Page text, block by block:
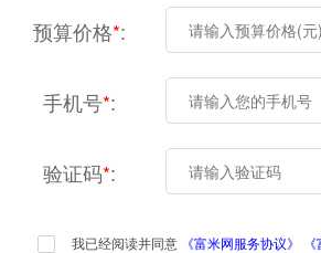
预算价格*:
手机号*:
验证码*:
我已经阅读并同意 《富米网服务协议》